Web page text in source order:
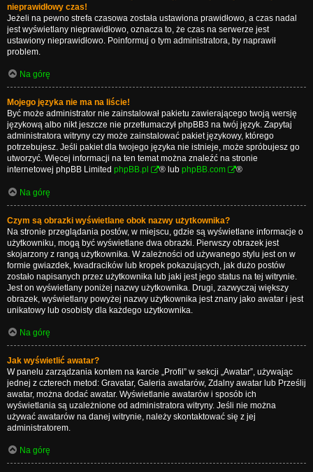
nieprawidłowy czas!
Jeżeli na pewno strefa czasowa została ustawiona prawidłowo, a czas nadal
jest wyświetlany nieprawidłowo, oznacza to, że czas na serwerze jest
ustawiony nieprawidłowo. Poinformuj o tym administratora, by naprawił
problem.
Na górę
Mojego języka nie ma na liście!
Być może administrator nie zainstalował pakietu zawierającego twoją wersję
językową albo nikt jeszcze nie przetłumaczył phpBB3 na twój język. Zapytaj
administratora witryny czy może zainstalować pakiet językowy, którego
potrzebujesz. Jeśli pakiet dla twojego języka nie istnieje, może spróbujesz go
utworzyć. Więcej informacji na ten temat można znaleźć na stronie
internetowej phpBB Limited phpBB.pl ® lub phpBB.com ®
Na górę
Czym są obrazki wyświetlane obok nazwy użytkownika?
Na stronie przeglądania postów, w miejscu, gdzie są wyświetlane informacje o
użytkowniku, mogą być wyświetlane dwa obrazki. Pierwszy obrazek jest
skojarzony z rangą użytkownika. W zależności od używanego stylu jest on w
formie gwiazdek, kwadracików lub kropek pokazujących, jak dużo postów
zostało napisanych przez użytkownika lub jaki jest jego status na tej witrynie.
Jest on wyświetlany poniżej nazwy użytkownika. Drugi, zazwyczaj większy
obrazek, wyświetlany powyżej nazwy użytkownika jest znany jako awatar i jest
unikatowy lub osobisty dla każdego użytkownika.
Na górę
Jak wyświetlić awatar?
W panelu zarządzania kontem na karcie „Profil” w sekcji „Awatar”, używając
jednej z czterech metod: Gravatar, Galeria awatarów, Zdalny awatar lub Prześlij
awatar, można dodać awatar. Wyświetlanie awatarów i sposób ich
wyświetlania są uzależnione od administratora witryny. Jeśli nie można
używać awatarów na danej witrynie, należy skontaktować się z jej
administratorem.
Na górę